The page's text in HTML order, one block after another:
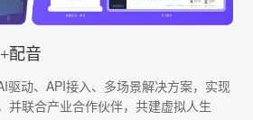
配音
驱动、API接入、多场景解决方案，实现
并联合产业合作伙伴，共建虚拟人生